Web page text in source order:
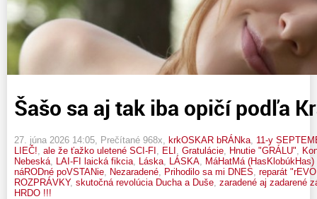
Zoznam blogov
Komerčné blogy
Šašo sa aj tak iba opičí podľa
27. júna 2026 14:05 , Prečítané 968x, krkOSKAR bRÁNka 11-y
LIEČ! ale že ťažko uletené SCI-FI ELI Gratulácie Hnutie "GRÁLU"
Nebeská LAI-FI laická fikcia Láska LÁSKA MáHatMá (HasKlobúkHas)
náRODné poVSTANie Nezaradené Prihodilo sa mi DNES reparát
ROZPRÁVKY, skutočná revolúcia Ducha a Duše zaradené aj zadarené
HRDO !!!